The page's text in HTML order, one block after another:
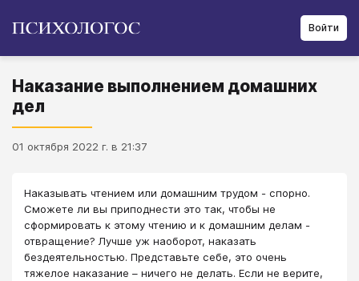
Войти
Наказание выполнением домашних
дел
01 октября 2022 г. в 21:37
Наказывать чтением или домашним трудом - спорно.
Сможете ли вы приподнести это так, чтобы не
сформировать к этому чтению и к домашним делам -
отвращение? Лучше уж наоборот, наказать
бездеятельностью. Представьте себе, это очень
тяжелое наказание – ничего не делать. Если не верите,